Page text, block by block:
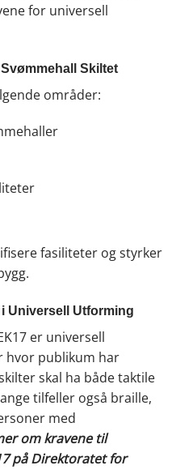
for universell
Skiltet
områder:
fasiliteter og styrker
Universell Utforming
er universell
hvor publikum har
skal ha både taktile
tilfeller også braille,
med
om kravene til
på Direktoratet for